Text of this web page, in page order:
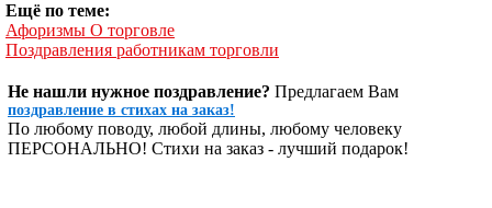
Ещё по теме:
Афоризмы О торговле
Поздравления работникам торговли
Не нашли нужное поздравление? Предлагаем Вам
поздравление в стихах на заказ!
По любому поводу, любой длины, любому человеку
ПЕРСОНАЛЬНО! Стихи на заказ - лучший подарок!